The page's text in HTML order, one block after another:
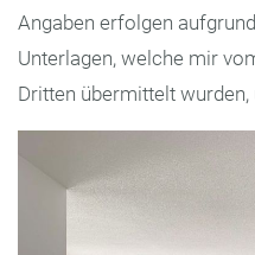
Angaben erfolgen
Unterlagen, welche mir
Dritten übermittelt wurden,